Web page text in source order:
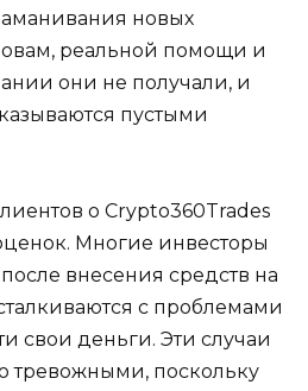
новых
реальной помощи и
они не получали, и
пустыми
о Crypto360Trades
Многие инвесторы
внесения средств на
с проблемами
свои деньги. Эти случаи
тревожными, поскольку